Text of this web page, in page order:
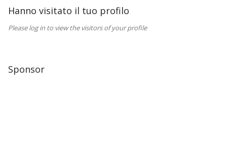
Hanno visitato il tuo profilo
Please log in to view the visitors of your profile
Sponsor